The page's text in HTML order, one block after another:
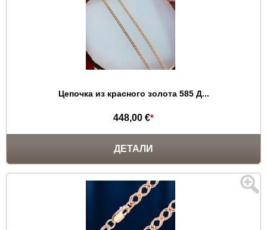
Цепочка из красного золота 585 Д...
448,00 €*
ДЕТАЛИ